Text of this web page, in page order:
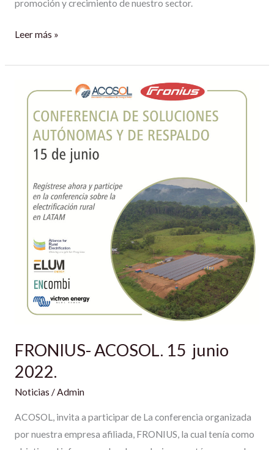
promoción y crecimiento de nuestro sector.
Leer más »
FRONIUS- ACOSOL. 15 junio
2022.
Noticias /Admin
ACOSOL, invita a participar de La conferencia organizada
por nuestra empresa afiliada, FRONIUS, la cual tenía como
FRONIUS-
junio